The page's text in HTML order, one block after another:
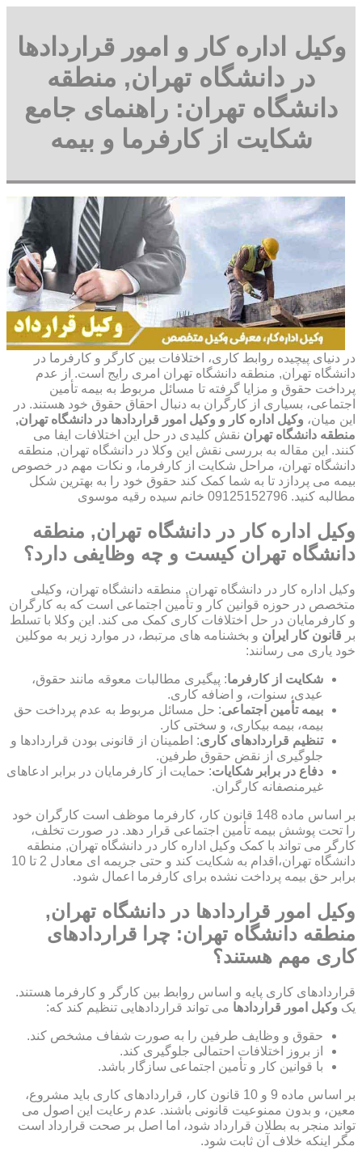
وکیل اداره کار و امور قراردادها
در دانشگاه تهران, منطقه
دانشگاه تهران: راهنمای جامع
شکایت از کارفرما و بیمه
در دنیای پیچیده روابط کاری، اختلافات بین کارگر و کارفرما در
دانشگاه تهران, منطقه دانشگاه تهران امری رایج است. از عدم
پرداخت حقوق و مزایا گرفته تا مسائل مربوط به بیمه تأمین
اجتماعی، بسیاری از کارگران به دنبال احقاق حقوق خود هستند. در
این میان، وکیل اداره کار و وکیل امور قراردادها در دانشگاه تهران,
منطقه دانشگاه تهران نقش کلیدی در حل این اختلافات ایفا می
کنند. این مقاله به بررسی نقش این وکلا در دانشگاه تهران, منطقه
دانشگاه تهران، مراحل شکایت از کارفرما، و نکات مهم در خصوص
بیمه می پردازد تا به شما کمک کند حقوق خود را به بهترین شکل
مطالبه کنید. 09125152796 خانم سیده رقیه موسوی
وکیل اداره کار در دانشگاه تهران, منطقه
دانشگاه تهران کیست و چه وظایفی دارد؟
وکیل اداره کار در دانشگاه تهران, منطقه دانشگاه تهران، وکیلی
متخصص در حوزه قوانین کار و تأمین اجتماعی است که به کارگران
و کارفرمایان در حل اختلافات کاری کمک می کند. این وکلا با تسلط
بر قانون کار ایران و بخشنامه های مرتبط، در موارد زیر به موکلین
خود یاری می رسانند:
شکایت از کارفرما: پیگیری مطالبات معوقه مانند حقوق،
عیدی، سنوات، و اضافه کاری.
بیمه تأمین اجتماعی: حل مسائل مربوط به عدم پرداخت حق
بیمه، بیمه بیکاری، و سختی کار.
تنظیم قراردادهای کاری: اطمینان از قانونی بودن قراردادها و
جلوگیری از نقض حقوق طرفین.
دفاع در برابر شکایات: حمایت از کارفرمایان در برابر ادعاهای
غیرمنصفانه کارگران.
بر اساس ماده 148 قانون کار، کارفرما موظف است کارگران خود
را تحت پوشش بیمه تأمین اجتماعی قرار دهد. در صورت تخلف،
کارگر می تواند با کمک وکیل اداره کار در دانشگاه تهران, منطقه
دانشگاه تهران،اقدام به شکایت کند و حتی جریمه ای معادل 2 تا 10
برابر حق بیمه پرداخت نشده برای کارفرما اعمال شود.
وکیل امور قراردادها در دانشگاه تهران,
منطقه دانشگاه تهران: چرا قراردادهای
کاری مهم هستند؟
قراردادهای کاری پایه و اساس روابط بین کارگر و کارفرما هستند.
یک وکیل امور قراردادها می تواند قراردادهایی تنظیم کند که:
حقوق و وظایف طرفین را به صورت شفاف مشخص کند.
از بروز اختلافات احتمالی جلوگیری کند.
با قوانین کار و تأمین اجتماعی سازگار باشد.
بر اساس ماده 9 و 10 قانون کار، قراردادهای کاری باید مشروع،
معین، و بدون ممنوعیت قانونی باشند. عدم رعایت این اصول می
تواند منجر به بطلان قرارداد شود، اما اصل بر صحت قرارداد است
مگر اینکه خلاف آن ثابت شود.